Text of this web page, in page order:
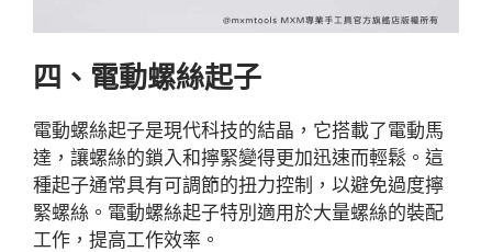
四、電動螺絲起子
電動螺絲起子是現代科技的結晶，它搭載了電動馬
達，讓螺絲的鎖入和擰緊變得更加迅速而輕鬆。這
種起子通常具有可調節的扭力控制，以避免過度擰
緊螺絲。電動螺絲起子特別適用於大量螺絲的裝配
工作，提高工作效率。